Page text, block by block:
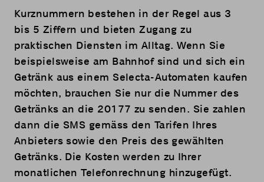
Kurznummern bestehen in der Regel aus 3
bis 5 Ziffern und bieten Zugang zu
praktischen Diensten im Alltag. Wenn Sie
beispielsweise am Bahnhof sind und sich ein
Getränk aus einem Selecta-Automaten kaufen
möchten, brauchen Sie nur die Nummer des
Getränks an die 20177 zu senden. Sie zahlen
dann die SMS gemäss den Tarifen Ihres
Anbieters sowie den Preis des gewählten
Getränks. Die Kosten werden zu Ihrer
monatlichen Telefonrechnung hinzugefügt.